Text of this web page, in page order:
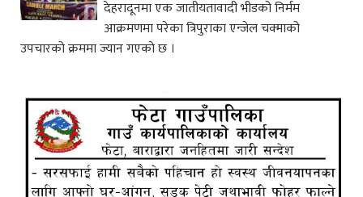
देहरादूनमा एक जातीयतावादी भीडको निर्मम
आक्रमणमा परेका त्रिपुराका एन्जेल चक्माको
उपचारको क्रममा ज्यान गएको छ ।